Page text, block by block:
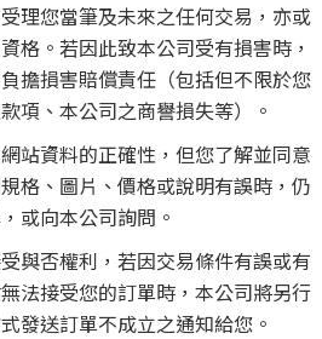
理您當筆及未來之任何交易，亦或
格。若因此致本公司受有損害時，
擔損害賠償責任（包括但不限於您
項、本公司之商譽損失等）。
站資料的正確性，但您了解並同意
格、圖片、價格或說明有誤時，仍
或向本公司詢問。
與否權利，若因交易條件有誤或有
法接受您的訂單時，本公司將另行
發送訂單不成立之通知給您。